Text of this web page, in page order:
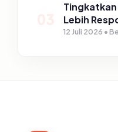
Lebih
Gelar
12 Juli 2026 •